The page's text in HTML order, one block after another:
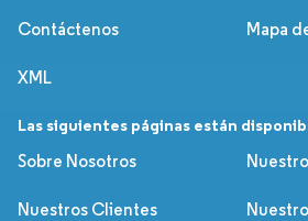
Contáctenos Mapa
XML
Las siguientes páginas están
Sobre Nosotros
Nuestros Clientes